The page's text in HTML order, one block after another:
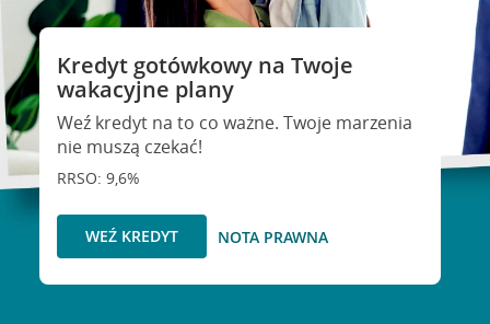
Kredyt gotówkowy na Twoje
wakacyjne plany
Weź kredyt na to co ważne. Twoje marzenia
nie muszą czekać!
RRSO: 9,6%
WEŹ KREDYT NOTA PRAWNA